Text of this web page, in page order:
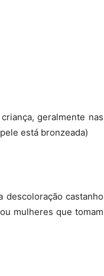
geralmente nas
está bronzeada)
descoloração castanho
mulheres que tomam